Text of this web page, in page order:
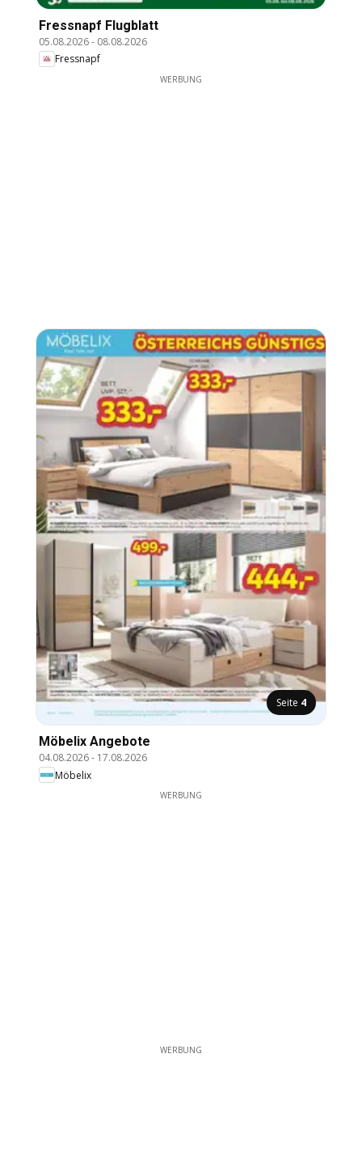
Fressnapf Flugblatt
05.08.2026- 08.08.2026
Fressnapf
WERBUNG
Seite 4
Möbelix Angebote
04.08.2026- 17.08.2026
Möbelix
WERBUNG
WERBUNG